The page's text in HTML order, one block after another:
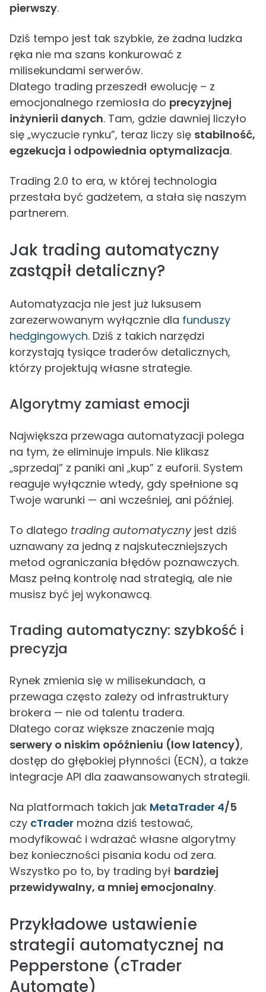
pierwszy.
Dziś tempo jest tak szybkie, że żadna ludzka
ręka nie ma szans konkurować z
milisekundami serwerów.
Dlatego trading przeszedł ewolucję – z
emocjonalnego rzemiosła do precyzyjnej
inżynierii danych. Tam, gdzie dawniej liczyło
się „wyczucie rynku”, teraz liczy się stabilność,
egzekucja i odpowiednia optymalizacja.
Trading 2.0 to era, w której technologia
przestała być gadżetem, a stała się naszym
partnerem.
Jak trading automatyczny
zastąpił detaliczny?
Automatyzacja nie jest już luksusem
zarezerwowanym wyłącznie dla funduszy
hedgingowych. Dziś z takich narzędzi
korzystają tysiące traderów detalicznych,
którzy projektują własne strategie.
Algorytmy zamiast emocji
Największa przewaga automatyzacji polega
na tym, że eliminuje impuls. Nie klikasz
„sprzedaj” z paniki ani „kup” z euforii. System
reaguje wyłącznie wtedy, gdy spełnione są
Twoje warunki — ani wcześniej, ani później.
To dlatego trading automatycznyjest dziś
uznawany za jedną z najskuteczniejszych
metod ograniczania błędów poznawczych.
Masz pełną kontrolę nad strategią, ale nie
musisz być jej wykonawcą.
Trading automatyczny: szybkość i
precyzja
Rynek zmienia się w milisekundach, a
przewaga często zależy od infrastruktury
brokera — nie od talentu tradera.
Dlatego coraz większe znaczenie mają
serwery o niskim opóźnieniu (low latency),
dostęp do głębokiej płynności (ECN), a także
integracje API dla zaawansowanych strategii.
Na platformach takich jak MetaTrader 4/5
czy cTrader można dziś testować,
modyfikować i wdrażać własne algorytmy
bez konieczności pisania kodu od zera.
Wszystko po to, by trading był bardziej
przewidywalny, a mniej emocjonalny.
Przykładowe ustawienie
strategii automatycznej na
Pepperstone (cTrader
Automate)